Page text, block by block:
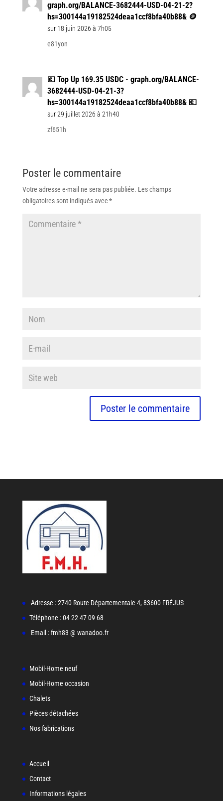
graph.org/BALANCE-3682444-USD-04-21-2?
hs=300144a19182524deaa1ccf8bfa40b88& 🪙
sur 18 juin 2026 à 7h05
e81yon
💶 Top Up 169.35 USDC - graph.org/BALANCE-
3682444-USD-04-21-3?
hs=300144a19182524deaa1ccf8bfa40b88& 💶
sur 29 juillet 2026 à 21h40
zf651h
Poster le commentaire
Votre adresse e-mail ne sera pas publiée. Les champs
obligatoires sont indiqués avec*
Adresse : 2740 Route Départementale 4, 83600 FRÉJUS
Téléphone : 04 22 47 09 68
Email : fmh83 @ wanadoo.fr
Mobil-Home neuf
Mobil-Home occasion
Chalets
Pièces détachées
Nos fabrications
Accueil
Contact
Informations légales